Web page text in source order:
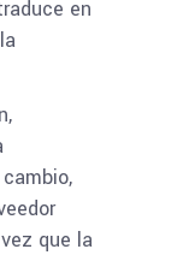
en
que la